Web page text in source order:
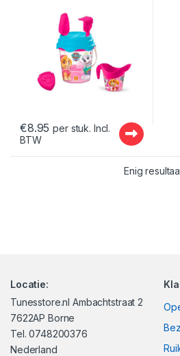
€8.95 per stuk. Incl.
BTW
Enig
Locatie:
Tunesstore.nl Ambachtstraat 2
7622AP Borne
Tel. 0748200376
Nederland